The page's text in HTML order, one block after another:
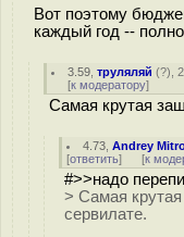
Вот поэтому
каждый год --
3.59 ,труляляй (?),
[к модератору]
Самая крутая
4.73 ,Andrey
[ответить] [к
#>>надо
> Самая
сервилате.